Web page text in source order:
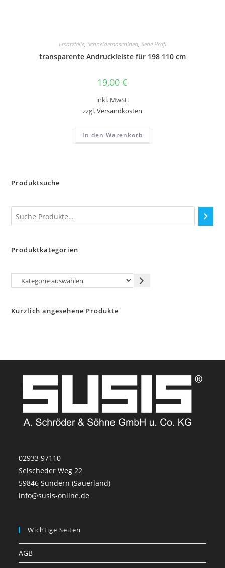
Ersatzteile, Schneidemaschinen, Serie Profi
transparente Andruckleiste für 198 110 cm
19,00 €
inkl. MwSt.
zzgl.Versandkosten
In den Warenkorb
Produktsuche
Produktkategorien
Kategorie
Kürzlich angesehene Produkte
02933 97110
Selscheder Weg 22
59846 Sundern (Sauerland)
info@susis-online.de
Wichtige Seiten
AGB